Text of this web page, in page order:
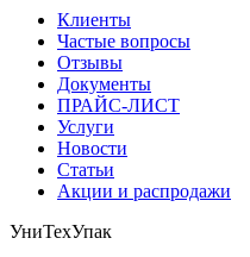
Клиенты
Частые вопросы
Отзывы
Документы
ПРАЙС-ЛИСТ
Услуги
Новости
Статьи
Акции и распродажи
УниТехУпак